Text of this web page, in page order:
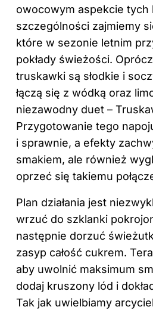
owocowym aspekcie tych
szczególności zajmiemy
które w sezonie letnim
pokłady świeżości.
truskawki są słodkie i
łączą się z wódką oraz
niezawodny duet –
Przygotowanie tego
i sprawnie, a efekty
smakiem, ale również
oprzeć się takiemu
Plan działania jest
wrzuć do szklanki
następnie dorzuć
zasyp całość cukrem.
aby uwolnić maksimum
dodaj kruszony lód i
Tak jak uwielbiamy